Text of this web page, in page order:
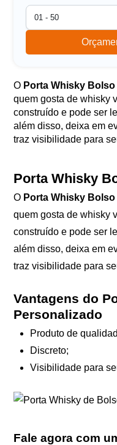
O Porta Whisky
quem gosta de whisky
construído e pode ser
além disso, deixa em
traz visibilidade para
Porta Whisky
O Porta Whisky
quem gosta de whisky
construído e pode ser
além disso, deixa em
traz visibilidade para
Vantagens do
Personalizado
Produto de
Discreto;
Visibilidade para
Fale agora com